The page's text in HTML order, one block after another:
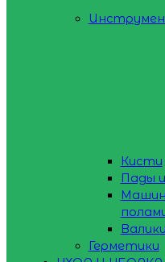
Кисти
Пады
Валики
Герметики